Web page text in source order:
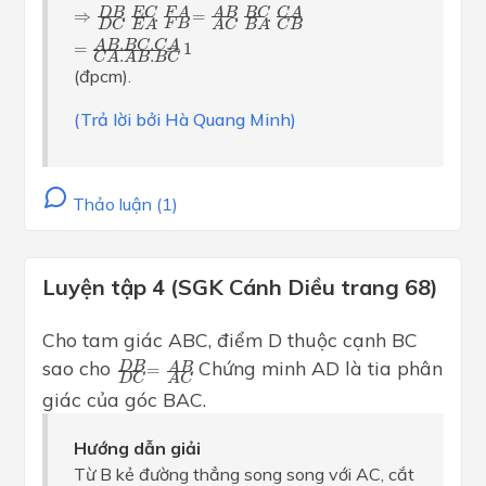
⇒ DB
DC. EC
EA. FA
FB = AB
AC. BC
BA. CA
CB
= AB.BC.CA
CA.AB.BC
= 1
BD C.EC EA F B= AB AC .B
(đpcm).
(Trả lời bởi Hà Quang Minh)
Thảo luận (1)
Luyện tập 4 (SGK Cánh Diều trang 68)
Cho tam giác ABC, điểm D thuộc cạnh BC
sao cho DB
DC = A B
AC
DBD =ABAC
. Chứng minh AD là tia phân
giác của góc BAC.
Hướng dẫn giải
Từ B kẻ đường thẳng song song với AC, cắt